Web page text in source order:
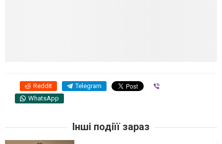
Reddit Telegram
WhatsApp
Інші подіїї зараз